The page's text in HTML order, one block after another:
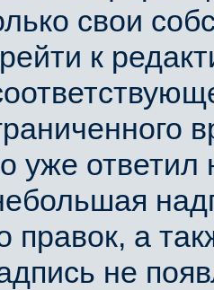
свои
к
уже
правок, а
не